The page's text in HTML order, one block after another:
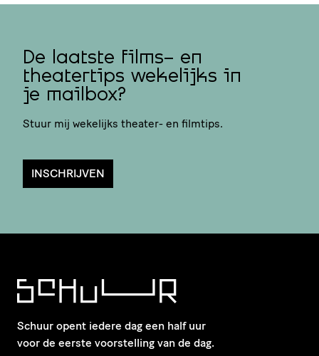
De laatste films- en
theatertips wekelijks in
je mailbox?
Stuur mij wekelijks theater- en filmtips.
INSCHRIJVEN
Schuur opent iedere dag een half uur
voor de eerste voorstelling van de dag.